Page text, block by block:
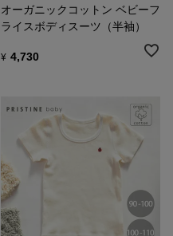
オーガニックコットン ベビーフ
ライスボディスーツ（半袖）
¥ 4,730